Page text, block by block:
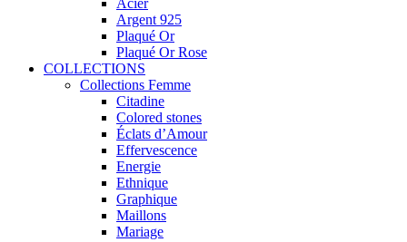
Acier
Argent 925
Plaqué Or
Plaqué Or Rose
COLLECTIONS
Collections Femme
Citadine
Colored stones
Éclats d’Amour
Effervescence
Energie
Ethnique
Graphique
Maillons
Mariage